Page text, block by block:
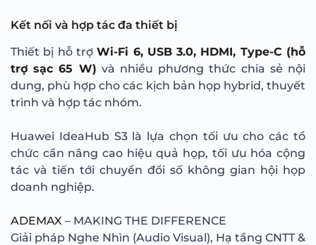
Kết nối và hợp tác đa thiết bị
Thiết bị hỗ trợWi-Fi 6, USB 3.0, HDMI, Type-C (hỗ
trợ sạc 65 W) và nhiều phương thức chia sẻ nội
dung, phù hợp cho các kịch bản họp hybrid, thuyết
trình và hợp tác nhóm.
Huawei IdeaHub S3 là lựa chọn tối ưu cho các tổ
chức cần nâng cao hiệu quả họp, tối ưu hóa cộng
tác và tiến tới chuyển đổi số không gian hội họp
doanh nghiệp.
ADEMAX – MAKING THE DIFFERENCE
Giải pháp Nghe Nhìn (Audio Visual), Hạ tầng CNTT &